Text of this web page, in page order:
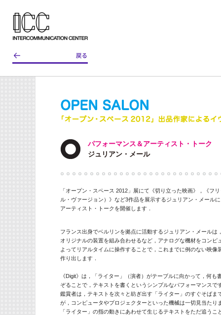
パフォーマンス＆アーティスト・トーク
ジュリアン・メール
「オープン・スペース 2012」展にて《切り立った映画》，《フ
ル・ヴァージョン）》など3作品を展示するジュリアン・メール
アーティスト・トークを開催します．
フランス出身でベルリンを拠点に活動するジュリアン・メールは
オリジナルの装置を組み合わせるなど，アナログな機材をコンピ
よってリアルタイムに操作することで，これまでに例のない映像
作り出します．
《Digit》は，「ライター」（演者）がテーブルに向かって，何も
ぞることで，テキストを書くというシンプルなパフォーマンスで
鑑賞者は，テキストを次々と紡ぎ出す「ライター」のすぐそばま
が，コンピュータやプロジェクターといった機械は一切見当たり
「ライター」の指の動きにあわせて生じるテキストをただ追う